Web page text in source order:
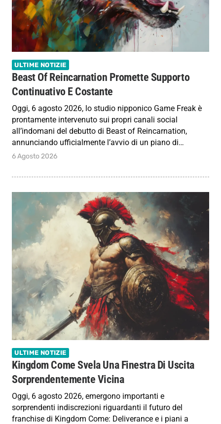
ULTIME NOTIZIE
Beast Of Reincarnation Promette Supporto
Continuativo E Costante
Oggi, 6 agosto 2026, lo studio nipponico Game Freak è
prontamente intervenuto sui propri canali social
all’indomani del debutto di Beast of Reincarnation,
annunciando ufficialmente l’avvio di un piano di…
6 Agosto 2026
ULTIME NOTIZIE
Kingdom Come Svela Una Finestra Di Uscita
Sorprendentemente Vicina
Oggi, 6 agosto 2026, emergono importanti e
sorprendenti indiscrezioni riguardanti il futuro del
franchise di Kingdom Come: Deliverance e i piani a